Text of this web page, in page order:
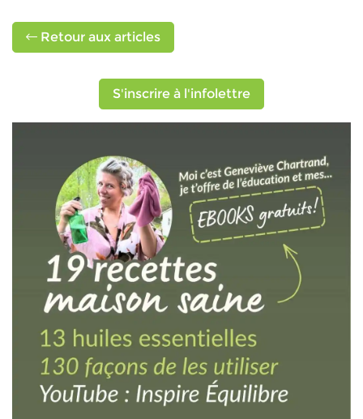
Retour aux articles
S'inscrire à l'infolettre